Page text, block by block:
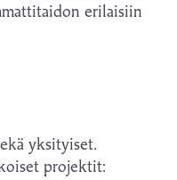
erilaisiin
yksityiset.
projektit: